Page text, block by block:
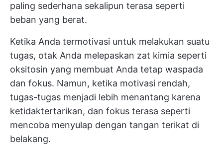
paling sederhana sekalipun terasa seperti
beban yang berat.
Ketika Anda termotivasi untuk melakukan suatu
tugas, otak Anda melepaskan zat kimia seperti
oksitosin yang membuat Anda tetap waspada
dan fokus. Namun, ketika motivasi rendah,
tugas-tugas menjadi lebih menantang karena
ketidaktertarikan, dan fokus terasa seperti
mencoba menyulap dengan tangan terikat di
belakang.